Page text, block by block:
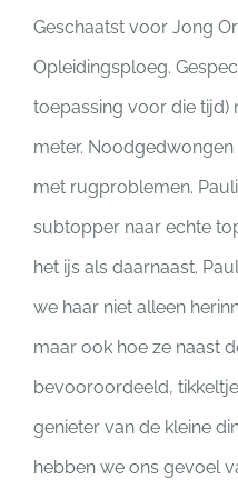
Geschaatst voor Jong
Opleidingsploeg.
toepassing voor die tijd)
meter.
met rugproblemen.
subtopper naar echte
het ijs als daarnaast.
we haar niet alleen
maar ook hoe ze naast
bevooroordeeld,
genieter van de kleine
hebben we ons gevoel